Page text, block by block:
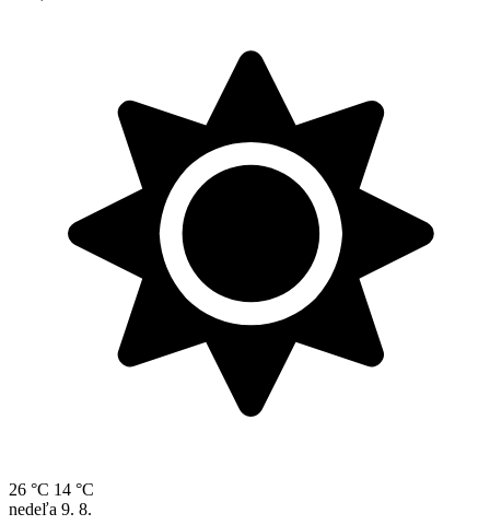
26 °C 14 °C
nedeľa 9. 8.